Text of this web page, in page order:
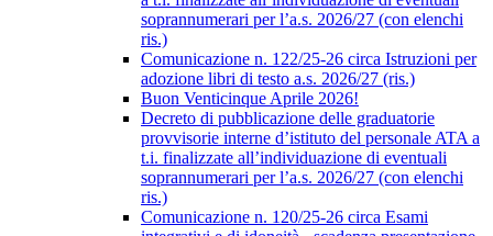
soprannumerari per l’a.s. 2026/27 (con elenchi
ris.)
Comunicazione n. 122/25-26 circa Istruzioni per
adozione libri di testo a.s. 2026/27 (ris.)
Buon Venticinque Aprile 2026!
Decreto di pubblicazione delle graduatorie
provvisorie interne d’istituto del personale ATA a
t.i. finalizzate all’individuazione di eventuali
soprannumerari per l’a.s. 2026/27 (con elenchi
ris.)
Comunicazione n. 120/25-26 circa Esami